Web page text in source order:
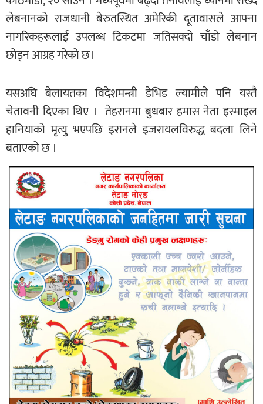
लेबनानको राजधानी बेरुतस्थित अमेरिकी दूतावासले आफ्ना
नागरिकहरूलाई उपलब्ध टिकटमा जतिसक्दो चाँडो लेबनान
छोड्न आग्रह गरेको छ।
यसअघि बेलायतका विदेशमन्त्री डेभिड ल्यामीले पनि यस्तै
चेतावनी दिएका थिए । तेहरानमा बुधबार हमास नेता इस्माइल
हानियाको मृत्यु भएपछि इरानले इजरायलविरुद्ध बदला लिने
बताएको छ ।